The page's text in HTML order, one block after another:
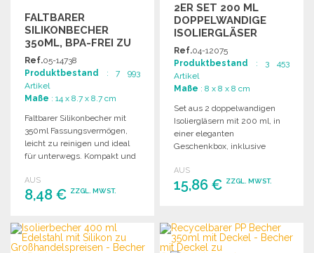
FALTBARER
SILIKONBECHER
350ML, BPA-FREI ZU
GROSSHANDELSPREISEN
Ref.05-14738
Produktbestand : 7 993
Artikel
Maße : 14 x 8.7 x 8.7 cm
Faltbarer Silikonbecher mit
350ml Fassungsvermögen,
leicht zu reinigen und ideal
für unterwegs. Kompakt und
AUS
8,48 € ZZGL. MWST.
BESTELLEN
Angebot anfordern
2ER SET 200 ML
DOPPELWANDIGE
ISOLIERGLÄSER
Ref.04-12075
Produktbestand : 3 453
Artikel
Maße : 8 x 8 x 8 cm
Set aus 2 doppelwandigen
Isoliergläsern mit 200 ml, in
einer eleganten
Geschenkbox, inklusive
cm.
AUS
15,86 € ZZGL. MWST.
Angebot anfordern